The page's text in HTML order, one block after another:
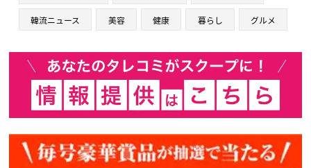
韓流ニュース 美容 健康 暮らし グルメ